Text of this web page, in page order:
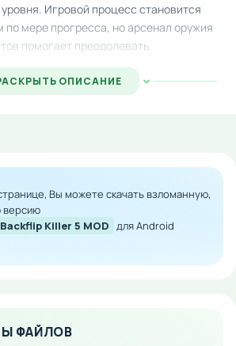
Игровой процесс становится
мере прогресса, но арсенал оружия
помогает преодолевать
так, чтобы проверить ваши
Красивая минималистичная
количество внутриигровой валюты
для беззаботного
ОПИСАНИЕ
Вы можете скачать взломанную,
Killer 5 MOD для Android
ФАЙЛОВ